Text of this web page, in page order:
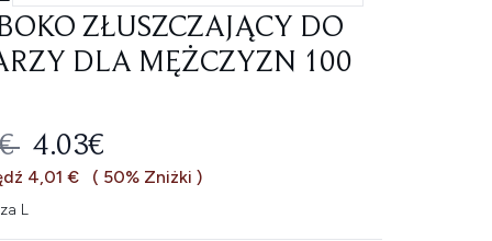
ZŁUSZCZAJĄCY DO
DLA MĘŻCZYZN 100
CENA DETALICZNA:
AKTUALNA CENA:
4.03€
4,01 € ( 50% Zniżki )
L